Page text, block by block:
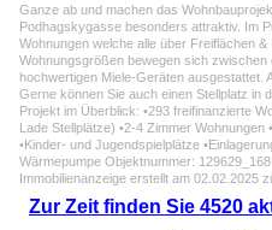
Ganze ab und machen das
Podhagskygasse besonders attraktiv. Im
Wohnungen welche alle über Freiflächen
Wohnungsgrößen bewegen sich zwischen
hochwertigen Miele-Geräten ausgestattet.
Gerne können Sie auch einen Stellplatz in
Projekt im Überblick: •293 freifinanzierte
Lade Stellplätze) •2-4 Zimmer Wohnungen
•Kinder- und Jugendspielplätze
Wärmepumpe Objektnummer: 129629_168
Immobilienanzeige erstellt am 02.02.2025
Zur Zeit finden Sie 4520